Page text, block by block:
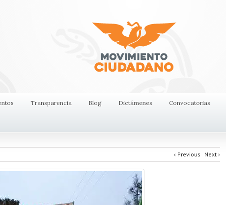
Transparencia Blog Dictámenes Convocatorias
‹ Previous Next ›